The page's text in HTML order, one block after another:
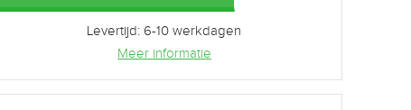
Levertijd: 6-10 werkdagen
Meer informatie